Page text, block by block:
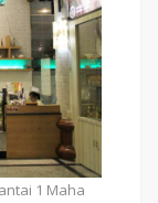
1 Maha